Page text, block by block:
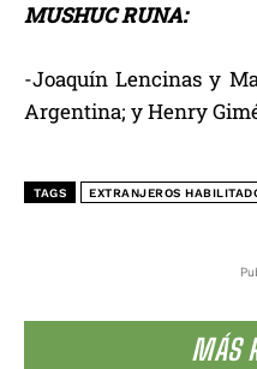
MÁS
MUSHUC RUNA:
-Joaquín Lencinas y
Argentina; y Henry
TAGS EXTRANJEROS